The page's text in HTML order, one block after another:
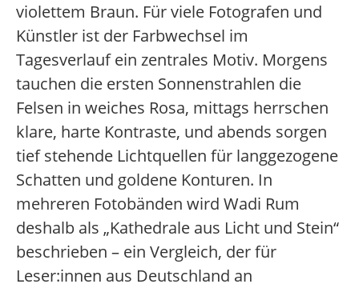
violettem Braun. Für viele Fotografen und
Künstler ist der Farbwechsel im
Tagesverlauf ein zentrales Motiv. Morgens
tauchen die ersten Sonnenstrahlen die
Felsen in weiches Rosa, mittags herrschen
klare, harte Kontraste, und abends sorgen
tief stehende Lichtquellen für langgezogene
Schatten und goldene Konturen. In
mehreren Fotobänden wird Wadi Rum
deshalb als „Kathedrale aus Licht und Stein“
beschrieben – ein Vergleich, der für
Leser:innen aus Deutschland an